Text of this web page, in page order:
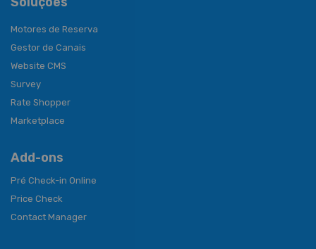
Motores de Reserva
Gestor de Canais
Website CMS
Survey
Rate Shopper
Marketplace
Add-ons
Pré Check-in Online
Price Check
Contact Manager